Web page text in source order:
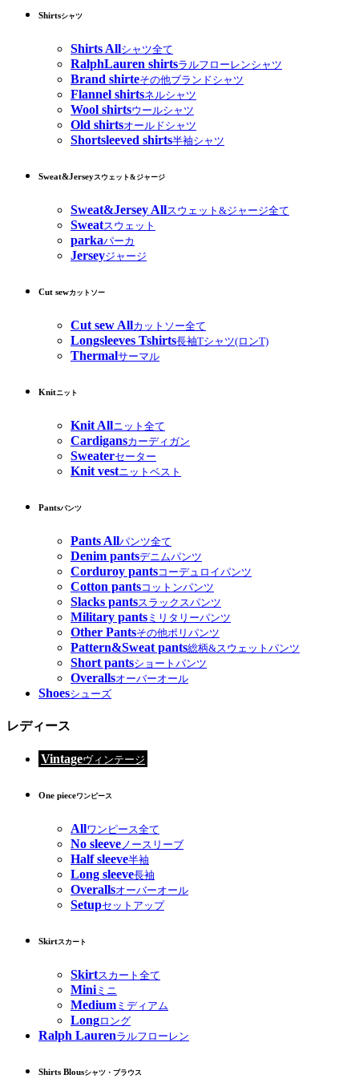
Shirtsシャツ
Shirts Allシャツ全て
RalphLauren shirtsラルフローレンシャツ
Brand shirteその他ブランドシャツ
Flannel shirtsネルシャツ
Wool shirtsウールシャツ
Old shirtsオールドシャツ
Shortsleeved shirts半袖シャツ
Sweat&Jerseyスウェット&ジャージ
Sweat&Jersey Allスウェット&ジャージ全て
Sweatスウェット
parkaパーカ
Jerseyジャージ
Cut sewカットソー
Cut sew Allカットソー全て
Longsleeves Tshirts長袖Tシャツ(ロンT)
Thermalサーマル
Knitニット
Knit Allニット全て
Cardigansカーディガン
Sweaterセーター
Knit vestニットベスト
Pantsパンツ
Pants Allパンツ全て
Denim pantsデニムパンツ
Corduroy pantsコーデュロイパンツ
Cotton pantsコットンパンツ
Slacks pantsスラックスパンツ
Military pants ミリタリーパンツ
Other Pantsその他ポリパンツ
Pattern&Sweat pants総柄&スウェットパンツ
Short pantsショートパンツ
Overallsオーバーオール
Shoesシューズ
レディース
Vintageヴィンテージ
One pieceワンピース
Allワンピース全て
No sleeveノースリーブ
Half sleeve半袖
Long sleeve長袖
Overallsオーバーオール
Setupセットアップ
Skirtスカート
Skirtスカート全て
Miniミニ
Medium ミディアム
Longロング
Ralph Laurenラルフローレン
Shirts Blousシャツ・ブラウス